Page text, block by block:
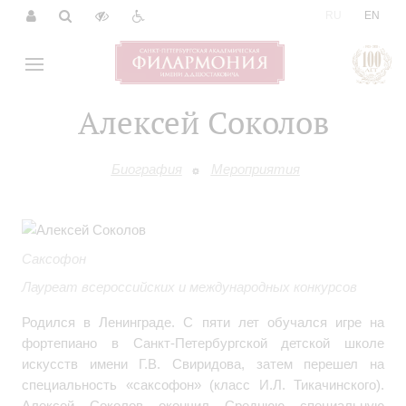
EN
Алексей Соколов
Биография Мероприятия
Саксофон
Лауреат всероссийских и международных конкурсов
Родился в Ленинграде. С пяти лет обучался игре на
фортепиано в Санкт-Петербургской детской школе
искусств имени Г.В. Свиридова, затем перешел на
специальность «саксофон» (класс И.Л. Тикачинского).